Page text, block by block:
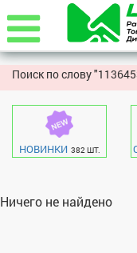
Поиск по слову "
НОВИНКИ 382 ШТ.
Ничего не найдено